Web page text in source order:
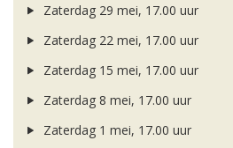
Zaterdag 29 mei, 17.00 uur
Zaterdag 22 mei, 17.00 uur
Zaterdag 15 mei, 17.00 uur
Zaterdag 8 mei, 17.00 uur
Zaterdag 1 mei, 17.00 uur